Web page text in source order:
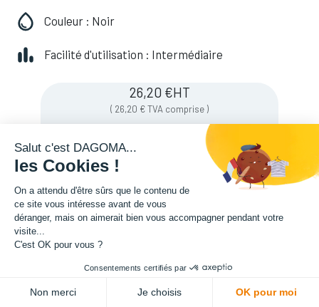
Couleur : Noir
Facilité d'utilisation : Intermédiaire
26,20 €HT
( 26,20 €TVA comprise )
Description
Salut c'est DAGOMA...
les Cookies !
On a attendu d'être sûrs que le contenu de
ce site vous intéresse avant de vous
déranger, mais on aimerait bien vous accompagner pendant votre
visite...
C'est OK pour vous ?
Consentements certifiés par
Non merci Je choisis OK pour moi